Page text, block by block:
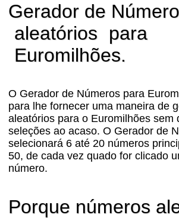
Gerador de
aleatórios para
Euromilhões.
O Gerador de Números para
para lhe fornecer uma maneira de
aleatórios para o Euromilhões sem
seleções ao acaso. O Gerador de
selecionará 6 até 20 números
50, de cada vez quado for clicado
número.
Porque números